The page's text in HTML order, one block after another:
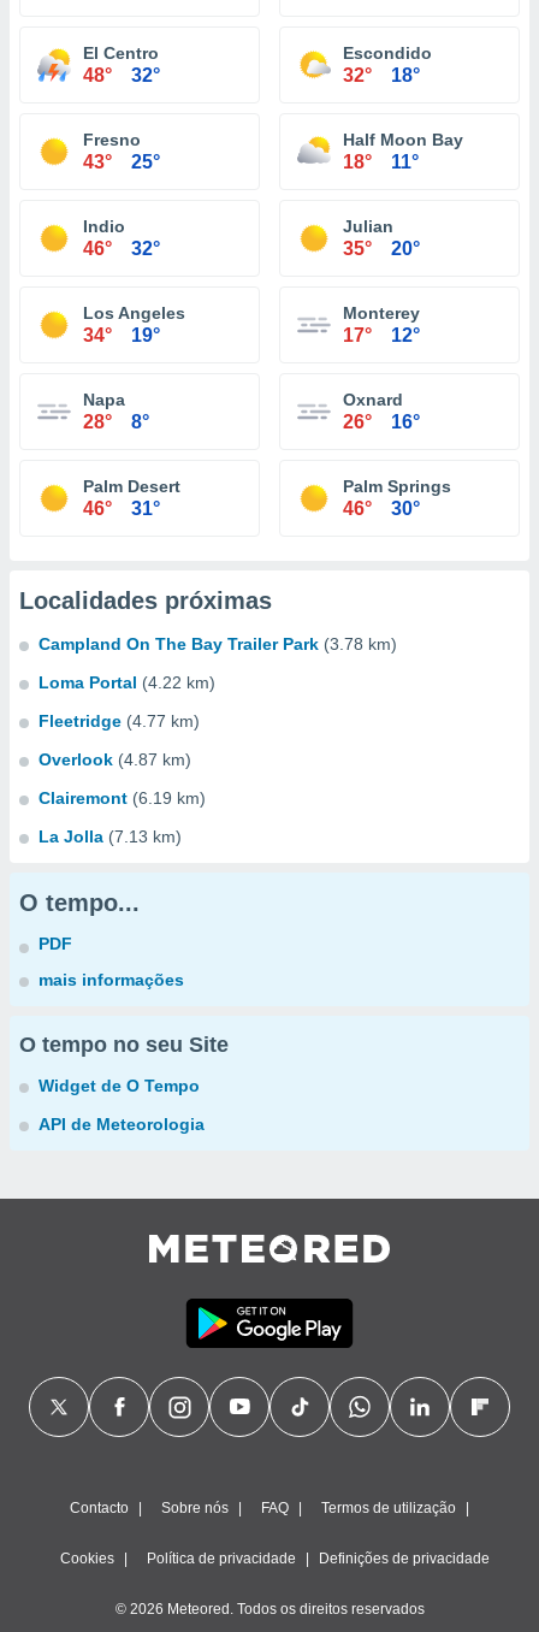
El Centro
48° 32°
Escondido
32° 18°
Fresno
43° 25°
Half Moon Bay
18° 11°
Indio
46° 32°
Julian
35° 20°
Los Angeles
34° 19°
Monterey
17° 12°
Napa
28° 8°
Oxnard
26° 16°
Palm Desert
46° 31°
Palm Springs
46° 30°
Localidades próximas
Campland On The Bay Trailer Park (3.78 km)
Loma Portal (4.22 km)
Fleetridge (4.77 km)
Overlook (4.87 km)
Clairemont (6.19 km)
La Jolla (7.13 km)
O tempo...
PDF
mais informações
O tempo no seu Site
Widget de O Tempo
API de Meteorologia
Contacto Sobre nós FAQ Termos de utilização
Cookies Política de privacidade Definições de privacidade
© 2026 Meteored. Todos os direitos reservados